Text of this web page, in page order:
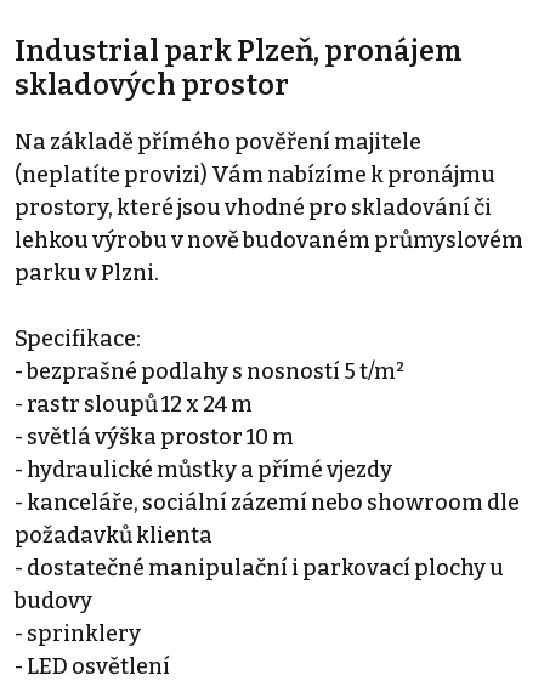
Industrial park Plzeň, pronájem
skladových prostor
Na základě přímého pověření majitele
(neplatíte provizi) Vám nabízíme k pronájmu
prostory, které jsou vhodné pro skladování či
lehkou výrobu v nově budovaném průmyslovém
parku v Plzni.
Specifikace:
- bezprašné podlahy s nosností 5 t/m²
- rastr sloupů 12 x 24 m
- světlá výška prostor 10 m
- hydraulické můstky a přímé vjezdy
- kanceláře, sociální zázemí nebo showroom dle
požadavků klienta
- dostatečné manipulační i parkovací plochy u
budovy
- sprinklery
- LED osvětlení